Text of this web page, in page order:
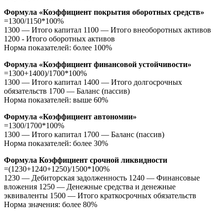
Формула «Коэффициент покрытия оборотных средств»
=1300/1150*100%
1300 — Итого капитал 1100 — Итого внеоборотных активов
1200 - Итого оборотных активов
Норма показателей: более 100%
Формула «Коэффициент финансовой устойчивости»
=1300+1400)/1700*100%
1300 — Итого капитал 1400 — Итого долгосрочных
обязательств 1700 — Баланс (пассив)
Норма показателей: выше 60%
Формула «Коэффициент автономии»
=1300/1700*100%
1300 — Итого капитал 1700 — Баланс (пассив)
Норма показателей: более 30%
Формула Коэффициент срочной ликвидности
=(1230+1240+1250)/1500*100%
1230 — Дебиторская задолженность 1240 — Финансовые
вложения 1250 — Денежные средства и денежные
эквиваленты 1500 — Итого краткосрочных обязательств
Норма значения: более 80%